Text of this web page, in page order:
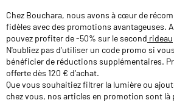
Chez Bouchara, nous avons à cœur de
fidèles avec des promotions avantageuses.
pouvez profiter de -50% sur le second rideau
N'oubliez pas d'utiliser un code promo si
bénéficier de réductions supplémentaires.
offerte dès 120 € d’achat.
Que vous souhaitiez filtrer la lumière ou
chez vous, nos articles en promotion sont là